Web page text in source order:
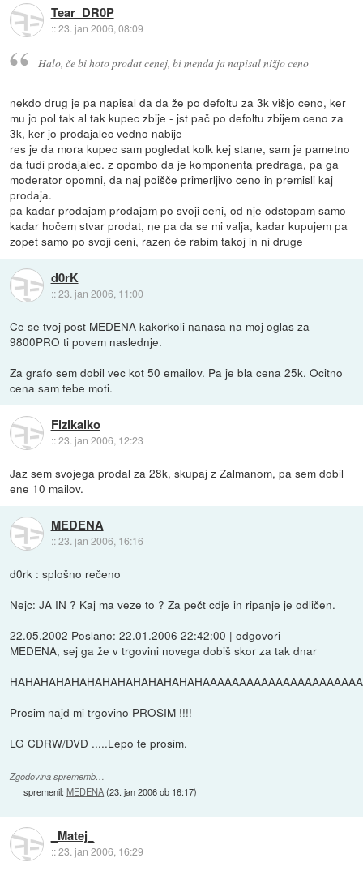
Tear_DR0P
::23. jan 2006, 08:09
Halo, če bi hoto prodat cenej, bi menda ja napisal nižjo ceno
nekdo drug je pa napisal da da že po defoltu za 3k višjo ceno, ker
mu jo pol tak al tak kupec zbije - jst pač po defoltu zbijem ceno za
3k, ker jo prodajalec vedno nabije
res je da mora kupec sam pogledat kolk kej stane, sam je pametno
da tudi prodajalec. z opombo da je komponenta predraga, pa ga
moderator opomni, da naj poišče primerljivo ceno in premisli kaj
prodaja.
pa kadar prodajam prodajam po svoji ceni, od nje odstopam samo
kadar hočem stvar prodat, ne pa da se mi valja, kadar kupujem pa
zopet samo po svoji ceni, razen če rabim takoj in ni druge
d0rK
::23. jan 2006, 11:00
Ce se tvoj post MEDENA kakorkoli nanasa na moj oglas za
9800PRO ti povem naslednje.
Za grafo sem dobil vec kot 50 emailov. Pa je bla cena 25k. Ocitno
cena sam tebe moti.
Fizikalko
::23. jan 2006, 12:23
Jaz sem svojega prodal za 28k, skupaj z Zalmanom, pa sem dobil
ene 10 mailov.
MEDENA
::23. jan 2006, 16:16
d0rk : splošno rečeno
Nejc: JA IN ? Kaj ma veze to ? Za pečt cdje in ripanje je odličen.
22.05.2002 Poslano: 22.01.2006 22:42:00 | odgovori
MEDENA, sej ga že v trgovini novega dobiš skor za tak dnar
Prosim najd mi trgovino PROSIM !!!!
LG CDRW/DVD .....Lepo te prosim.
Zgodovina sprememb…
spremenil:MEDENA(23. jan 2006 ob 16:17)
_Matej_
::23. jan 2006, 16:29